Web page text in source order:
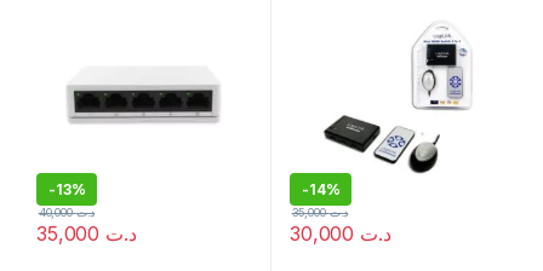
-13%
د.ت
د.ت40,000
-14%
د.ت
د.ت35,000